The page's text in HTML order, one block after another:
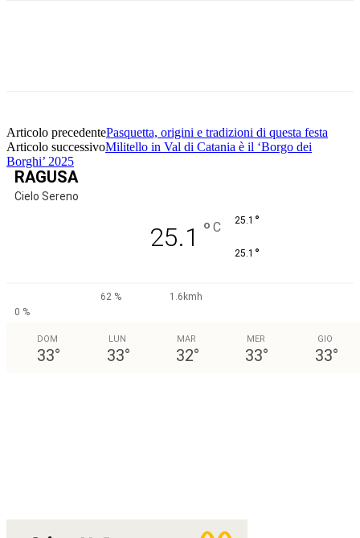
Articolo precedentePasquetta, origini e tradizioni di questa festa
Articolo successivoMilitello in Val di Catania è il ‘Borgo dei
Borghi’ 2025
RAGUSA
Cielo Sereno
25.1 ° C 25.1 °
25.1 °
62 %
1.6kmh
0 %
DOM
33°
LUN
33°
MAR
32°
MER
33°
GIO
33°